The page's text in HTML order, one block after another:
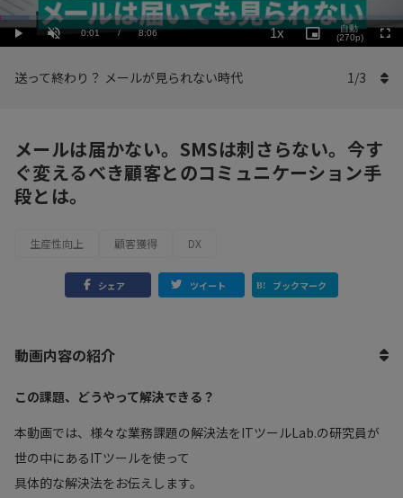
Play UnmuteCurrent
0:01 / Duration
8:06
Loaded:
7.41%
1x
Playback
Rate
Picture-
in-
自動
(270p)
送って終わり？ メールが見られない時代 1/3
メールは届かない。SMSは刺さらない。今す
ぐ変えるべき顧客とのコミュニケーション手
段とは。
生産性向上 顧客獲得 DX
シェア ツイート ブックマーク
動画内容の紹介
この課題、どうやって解決できる？
本動画では、様々な業務課題の解決法をITツールLab.の研究員が
世の中にあるITツールを使って
具体的な解決法をお伝えします。